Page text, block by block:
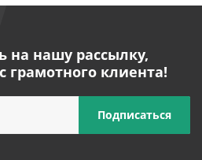
на нашу рассылку,
грамотного клиента!